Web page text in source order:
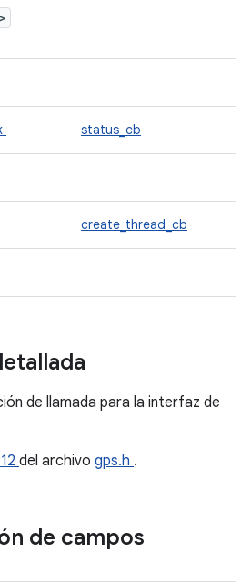
>
status_cb
create_thread_cb
de llamada para la interfaz de
del archivo gps.h .
de campos